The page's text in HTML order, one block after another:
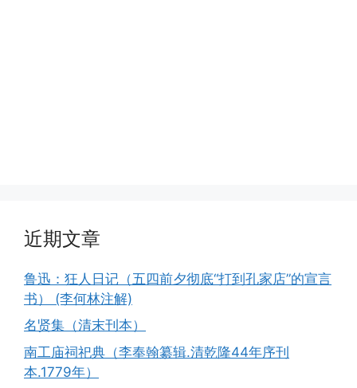
近期文章
鲁迅：狂人日记（五四前夕彻底“打到孔家店”的宣言
书） (李何林注解)
名贤集（清末刊本）
南工庙祠祀典（李奉翰纂辑.清乾隆44年序刊
本.1779年）